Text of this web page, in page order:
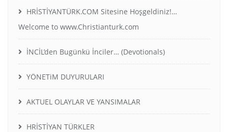
HRİSTİYANTÜRK.COM Sitesine Hoşgeldiniz!…
Welcome to www.Christianturk.com
İNCİL’den Bugünkü İnciler… (Devotionals)
YÖNETiM DUYURULARI
AKTUEL OLAYLAR VE YANSIMALAR
HRİSTİYAN TÜRKLER